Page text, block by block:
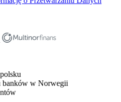
banków w Norwegii